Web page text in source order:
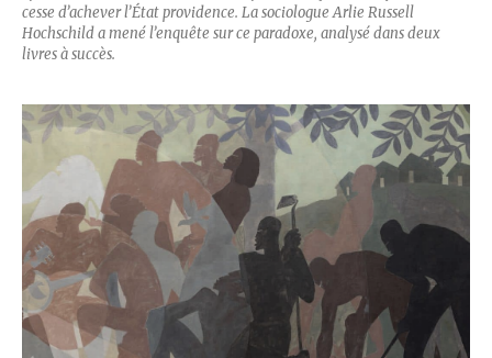
cesse d’achever l’État providence. La sociologue Arlie Russell
Hochschild a mené l’enquête sur ce paradoxe, analysé dans deux
livres à succès.